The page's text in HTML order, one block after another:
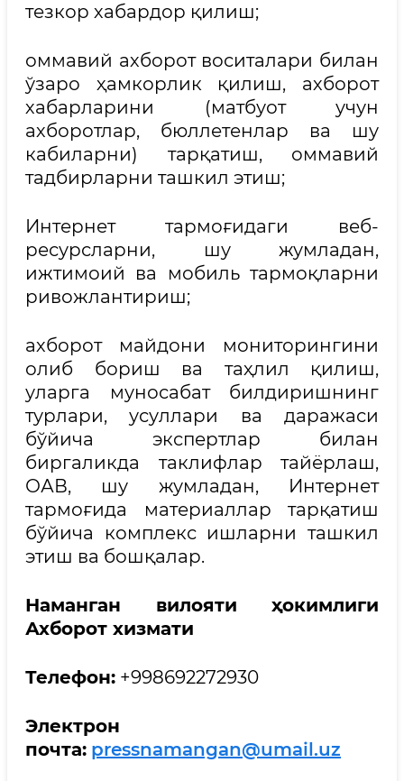
тезкор хабардор қилиш;
оммавий ахборот воситалари билан
ўзаро ҳамкорлик қилиш, ахборот
хабарларини (матбуот учун
ахборотлар, бюллетенлар ва шу
кабиларни) тарқатиш, оммавий
тадбирларни ташкил этиш;
Интернет тармоғидаги веб-
ресурсларни, шу жумладан,
ижтимоий ва мобиль тармоқларни
ривожлантириш;
ахборот майдони мониторингини
олиб бориш ва таҳлил қилиш,
уларга муносабат билдиришнинг
турлари, усуллари ва даражаси
бўйича экспертлар билан
биргаликда таклифлар тайёрлаш,
ОАВ, шу жумладан, Интернет
тармоғида материаллар тарқатиш
бўйича комплекс ишларни ташкил
этиш ва бошқалар.
Наманган вилояти ҳокимлиги
Ахборот хизмати
Телефон: +998692272930
Электрон
почта: pressnamangan@umail.uz